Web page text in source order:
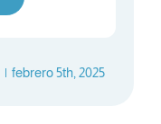
| febrero 5th, 2025